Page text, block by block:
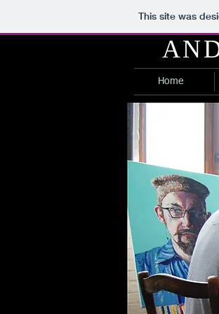
This site was
Home